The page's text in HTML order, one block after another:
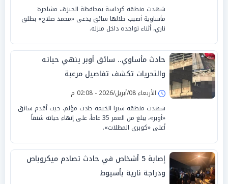
شهدت منطقة كرداسة بمحافظة الجيزة،، مشاجرة
مأساوية أصيب خلالها سائق يدعى «محمد صلاح» بطلق
ناري، أثناء تواجده داخل منزله.
حادث مأساوي.. سائق أوبر ينهي حياته
والتحريات تكشف تفاصيل مرعبة
الأربعاء 08/أبريل/2026 - 02:08 م
شهدت منطقة شبرا الخيمة حادث مؤلم، حيث أقدم سائق
«أوبر»، يبلغ من العمر 35 عاماً، على إنهاء حياته شنقاً
أعلى «كوبري المظلات».
إصابة 5 أشخاص في حادث تصادم ميكروباص
ودراجة نارية بأسيوط